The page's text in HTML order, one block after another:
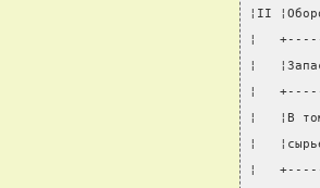
¦II
¦
¦
¦
¦   ¦В
¦
¦